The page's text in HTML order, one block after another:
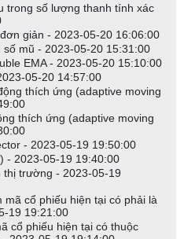
trong số lượng thanh tính xác
giản - 2023-05-20 16:06:00
mũ - 2023-05-20 15:31:00
EMA - 2023-05-20 15:10:00
05-20 14:57:00
thích ứng (adaptive moving
thích ứng (adaptive moving
- 2023-05-19 19:50:00
- 2023-05-19 19:40:00
thị trường - 2023-05-19
mã cổ phiếu hiện tại có phải là
19 19:21:00
cổ phiếu hiện tại có thuộc